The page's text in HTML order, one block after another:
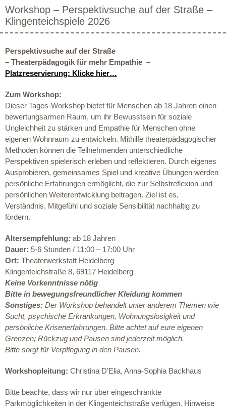
Workshop – Perspektivsuche auf der Straße –
Klingenteichspiele 2026
Perspektivsuche auf der Straße
– Theaterpädagogik für mehr Empathie –
Platzreservierung: Klicke hier…
Zum Workshop:
Dieser Tages-Workshop bietet für Menschen ab 18 Jahren einen
bewertungsarmen Raum, um ihr Bewusstsein für soziale
Ungleichheit zu stärken und Empathie für Menschen ohne
eigenen Wohnraum zu entwickeln. Mithilfe theaterpädagogischer
Methoden können die Teilnehmenden unterschiedliche
Perspektiven spielerisch erleben und reflektieren. Durch eigenes
Ausprobieren, gemeinsames Spiel und kreative Übungen werden
persönliche Erfahrungen ermöglicht, die zur Selbstreflexion und
persönlichen Weiterentwicklung beitragen. Ziel ist es,
Verständnis, Mitgefühl und soziale Sensibilität nachhaltig zu
fördern.
Altersempfehlung: ab 18 Jahren
Dauer: 5-6 Stunden / 11:00 – 17:00 Uhr
Ort: Theaterwerkstatt Heidelberg
Klingenteichstraße 8, 69117 Heidelberg
Keine Vorkenntnisse nötig
Bitte in bewegungsfreundlicher Kleidung kommen
Sonstiges: Der Workshop behandelt unter anderem Themen wie
Sucht, psychische Erkrankungen, Wohnungslosigkeit und
persönliche Krisenerfahrungen. Bitte achtet auf eure eigenen
Grenzen; Rückzug und Pausen sind jederzeit möglich.
Bitte sorgt für Verpflegung in den Pausen.
Workshopleitung: Christina D’Elia, Anna-Sophia Backhaus
Bitte beachte, dass wir nur über eingeschränkte
Parkmöglichkeiten in der Klingenteichstraße verfügen. Hinweise